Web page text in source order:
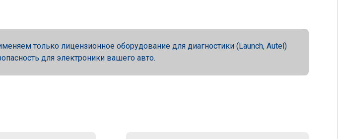
только лицензионное оборудование для диагностики (Launch, Autel)
для электроники вашего авто.